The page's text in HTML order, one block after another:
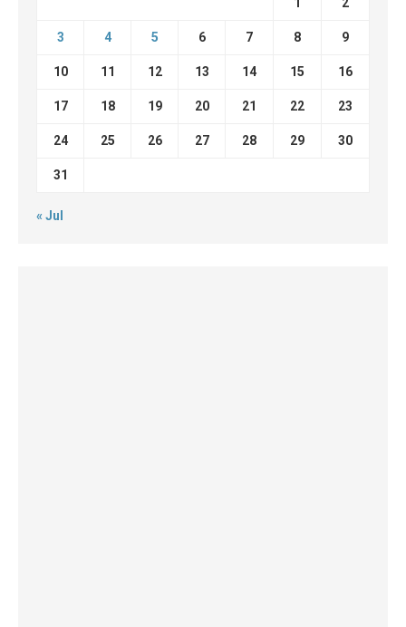
3 4 5 6 7 8 9
10 11 12 13 14 15 16
17 18 19 20 21 22 23
24 25 26 27 28 29 30
31
« Jul